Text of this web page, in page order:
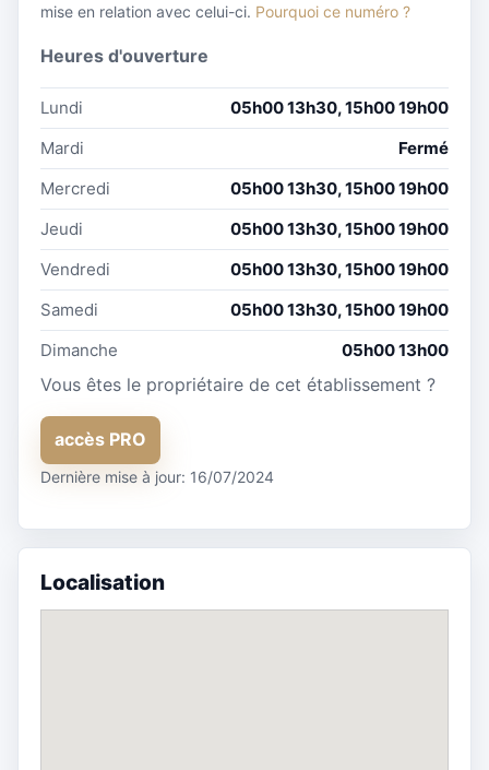
mise en relation avec celui-ci. Pourquoi ce numéro ?
Heures d'ouverture
Lundi
05h00 13h30, 15h00 19h00
Mardi
Fermé
Mercredi
05h00 13h30, 15h00 19h00
Jeudi
05h00 13h30, 15h00 19h00
Vendredi
05h00 13h30, 15h00 19h00
Samedi
05h00 13h30, 15h00 19h00
Dimanche
05h00 13h00
Vous êtes le propriétaire de cet établissement ?
accès PRO
Dernière mise à jour: 16/07/2024
Localisation